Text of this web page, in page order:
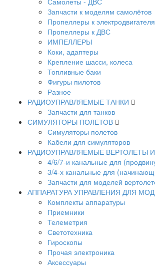
Запчасти к моделям самолётов
Пропеллеры к
Пропеллеры к ДВС
ИМПЕЛЛЕРЫ
Коки, адаптеры
Крепление шасси, колеса
Топливные баки
Фигуры пилотов
Разное
РАДИОУПРАВЛЯЕМЫЕ ТАНКИ
Запчасти для танков
СИМУЛЯТОРЫ ПОЛЕТОВ
Симуляторы полетов
Кабели для симуляторов
РАДИОУПРАВЛЯЕМЫЕ ВЕРТОЛЕТЫ
4/6/7-и канальные для
3/4-х канальные для
Запчасти для моделей
АППАРАТУРА УПРАВЛЕНИЯ ДЛЯ
Комплекты аппаратуры
Приемники
Телеметрия
Светотехника
Гироскопы
Прочая электроника
Аксессуары